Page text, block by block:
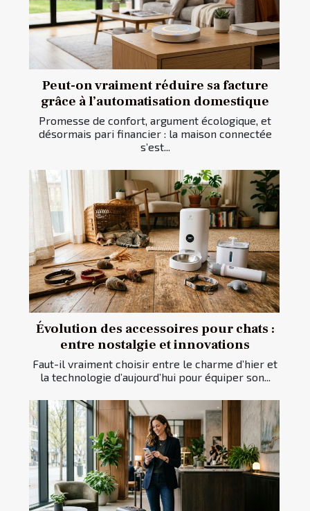
Peut-on vraiment réduire sa facture
grâce à l’automatisation domestique
Promesse de confort, argument écologique, et
désormais pari financier : la maison connectée
s’est...
Évolution des accessoires pour chats :
entre nostalgie et innovations
Faut-il vraiment choisir entre le charme d’hier et
la technologie d’aujourd’hui pour équiper son...